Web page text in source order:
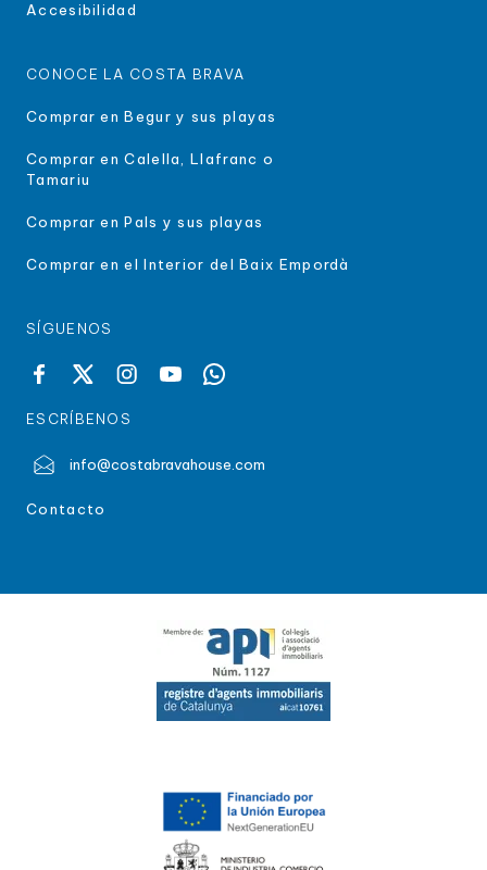
Accesibilidad
CONOCE LA COSTA BRAVA
Comprar en Begur y sus playas
Comprar en Calella, Llafranc o
Tamariu
Comprar en Pals y sus playas
Comprar en el Interior del Baix Empordà
SÍGUENOS
ESCRÍBENOS
info@costabravahouse.com
Contacto